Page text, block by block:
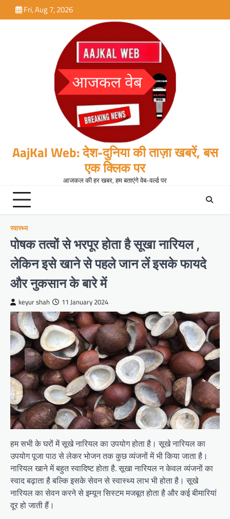
to
Fri, Aug 7, 2026
AajKal Web: देश-दुनिया की ताज़ा खबरें, बस
एक क्लिक पर
आजकल की हर खबर, हम बताएंगे वेब-वर्ल्ड पर
स्वास्थ्य
पोषक तत्वों से भरपूर होता है सूखा नारियल ,
लेकिन इसे खाने से पहले जान लें इसके फायदे
और नुकसान के बारे में
keyur shah 11 January 2024
हम सभी के घरों में सूखे नारियल का उपयोग होता है। सूखे नारियल का
उपयोग पूजा पाठ से लेकर भोजन तक कुछ व्यंजनों में भी किया जाता है।
नारियल खाने में बहुत स्वादिष्ट होता है. सूखा नारियल न केवल व्यंजनों का
स्वाद बढ़ाता है बल्कि इसके सेवन से स्वास्थ्य लाभ भी होता है। सूखे
नारियल का सेवन करने से इम्यून सिस्टम मजबूत होता है और कई बीमारियां
दूर हो जाती हैं।